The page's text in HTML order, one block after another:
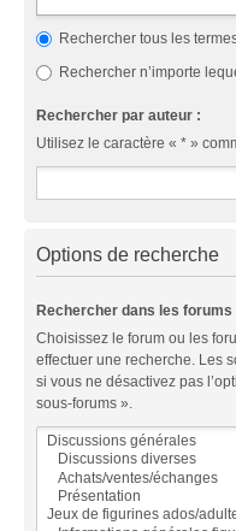
Rechercher tous les
Rechercher n’importe
Rechercher par auteur :
Utilisez le caractère « * »
Options de recherche
Rechercher dans les forums
Choisissez le forum ou les
effectuer une recherche. Les
si vous ne désactivez pas
sous-forums ».